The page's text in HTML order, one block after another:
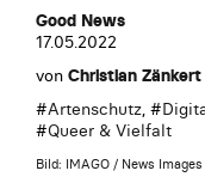
Good News
17.05.2022
von Christian Zänkert
#Artenschutz, #
#Queer & Vielfalt
Bild: IMAGO / News Images